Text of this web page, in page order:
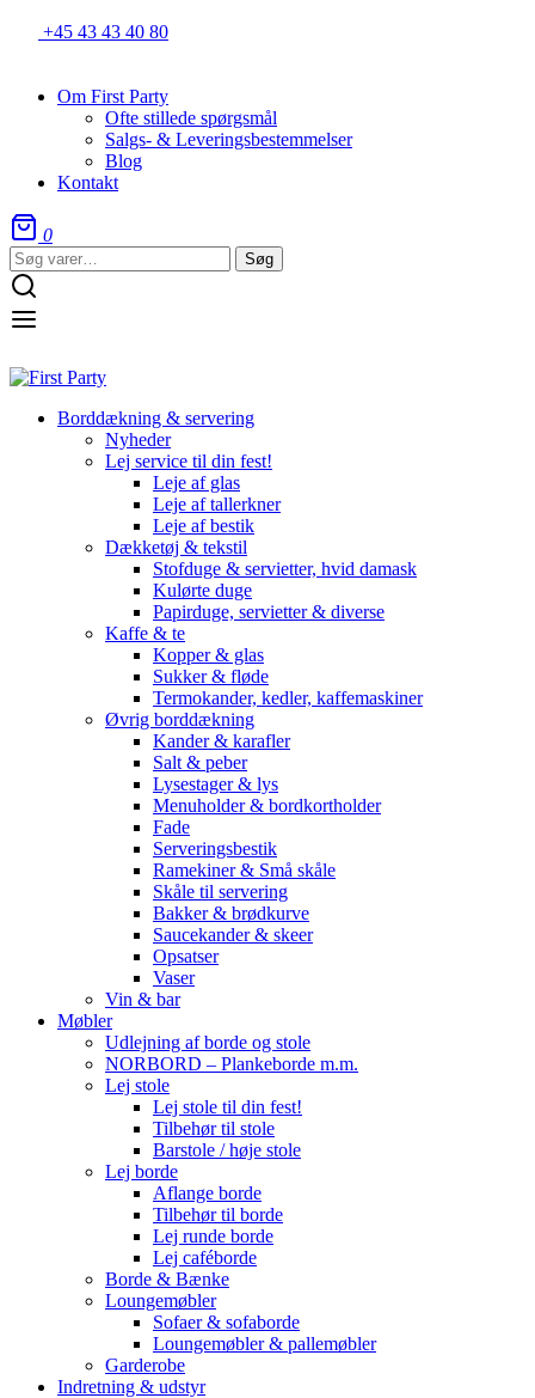
+45 43 43 40 80
Om First Party
Ofte stillede spørgsmål
Salgs- & Leveringsbestemmelser
Blog
Kontakt
0
Søg
efter:
Søg
Borddækning & servering
Nyheder
Lej service til din fest!
Leje af glas
Leje af tallerkner
Leje af bestik
Dækketøj & tekstil
Stofduge & servietter, hvid damask
Kulørte duge
Papirduge, servietter & diverse
Kaffe & te
Kopper & glas
Sukker & fløde
Termokander, kedler, kaffemaskiner
Øvrig borddækning
Kander & karafler
Salt & peber
Lysestager & lys
Menuholder & bordkortholder
Fade
Serveringsbestik
Ramekiner & Små skåle
Skåle til servering
Bakker & brødkurve
Saucekander & skeer
Opsatser
Vaser
Vin & bar
Møbler
Udlejning af borde og stole
NORBORD – Plankeborde m.m.
Lej stole
Lej stole til din fest!
Tilbehør til stole
Barstole / høje stole
Lej borde
Aflange borde
Tilbehør til borde
Lej runde borde
Lej caféborde
Borde & Bænke
Loungemøbler
Sofaer & sofaborde
Loungemøbler & pallemøbler
Garderobe
Indretning & udstyr